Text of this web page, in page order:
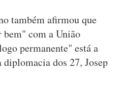
também afirmou que
bem" com a União
permanente" está a
dos 27, Josep